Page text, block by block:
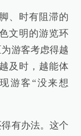
、时有阻滞的
文明的游览环
游客考虑得越
及时，越能体
游客“没来想
有办法。这个